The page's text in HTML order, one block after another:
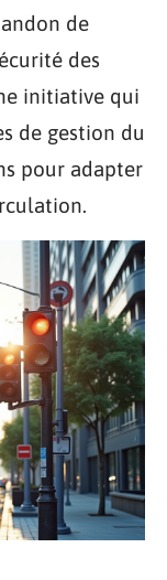
de
des
initiative qui
de gestion du
pour adapter